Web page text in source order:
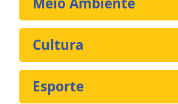
Cultura
Esporte